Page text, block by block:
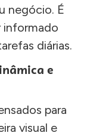
negócio. É
informado
diárias.
e
para
visual e